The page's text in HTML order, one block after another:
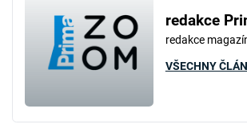
redakce
redakce
VŠECHNY